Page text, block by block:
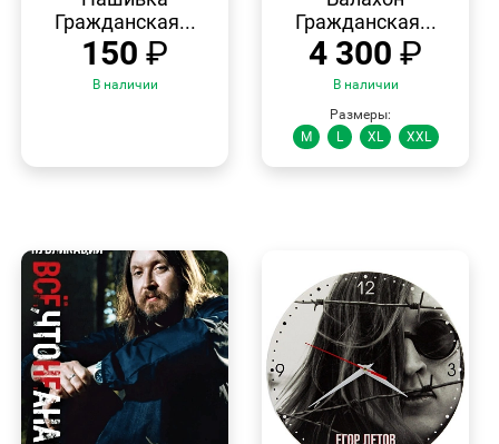
Гражданская...
150 ₽
В наличии
Гражданская...
4 300 ₽
В наличии
Размеры:
M
L XL XXL